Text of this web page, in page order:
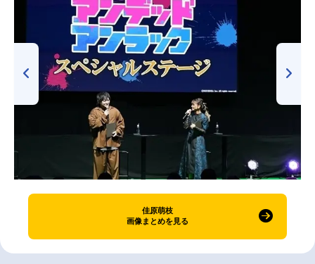
佳原萌枝
画像まとめを見る